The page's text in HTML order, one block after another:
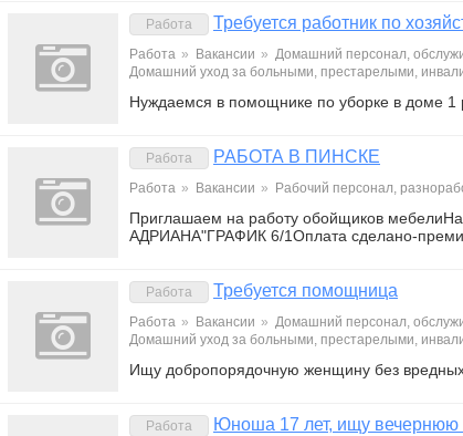
Работа Требуется работник по
Работа » Вакансии » Домашний персонал,
Домашний уход за больными, престарелыми,
Нуждаемся в помощнике по уборке в доме 1
Работа РАБОТА В ПИНСКЕ
Работа » Вакансии » Рабочий персонал,
Приглашаем на работу обойщиков
АДРИАНА"ГРАФИК 6/1Оплата сделано-
Работа Требуется помощница
Работа » Вакансии » Домашний персонал,
Домашний уход за больными, престарелыми,
Ищу добропорядочную женщину без
Работа Юноша 17 лет, ищу вечернюю